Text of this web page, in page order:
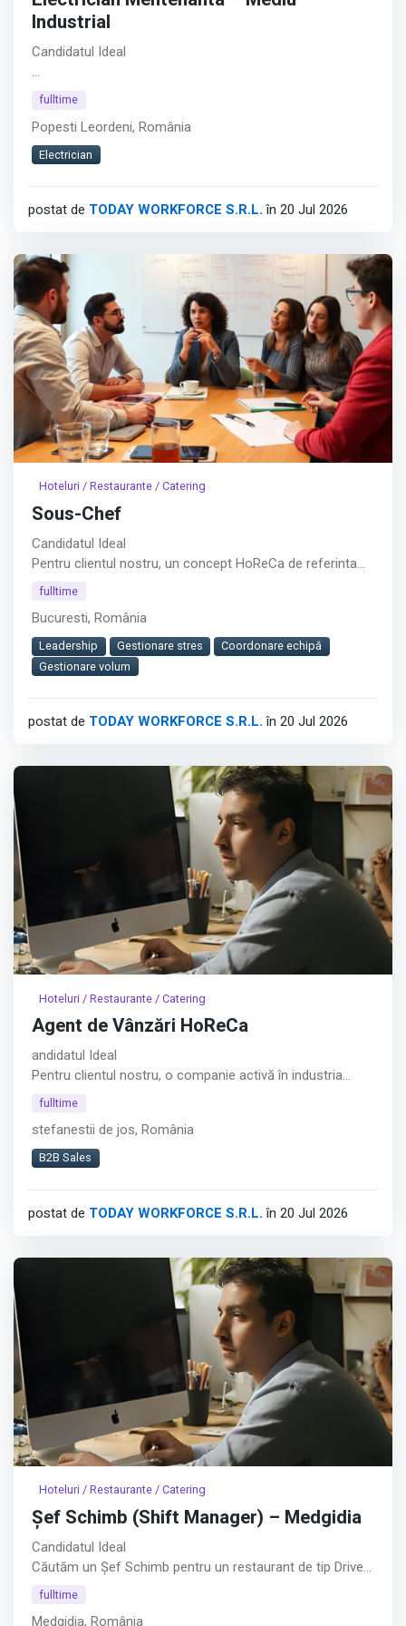
Industrial
Candidatul Ideal
Pentru clientul nostru, companie din zona industriala si
activitati de mentenanta preventiva si interventii electrice
asupra utilajelor si echipamentelor din productie.
Afișează tot
fulltime
Popesti Leordeni, România
Electrician
postat de TODAY WORKFORCE S.R.L. în 20 Jul 2026
Hoteluri / Restaurante / Catering
Sous-Chef
Candidatul Ideal
Pentru clientul nostru, un concept HoReCa de referinta
din Bucuresti – (Piata Presei), recrutam Sous-Chef cu rol
service eficient intr-un mediu cu volum mare de clienti.︇︃︅︎︃︊︉︎​️︀︆︋​︁︁️︀​︋️︎︌​️︊︊︆︅︃︋︋︊︃︌︍
Pozitia contribuie direct la organizarea echipei,
corect gatite si la timp.
fulltime
Bucuresti, România
Leadership Gestionare stres
Coordonare echipă
Gestionare volum
postat de TODAY WORKFORCE S.R.L. în 20 Jul 2026
Hoteluri / Restaurante / Catering
Agent de Vânzări HoReCa
andidatul Ideal
Pentru clientul nostru, o companie activă în industria
alimentară, recrutăm un Agent de Vânzări HoReCa
creșterea vânzărilor în zona restaurantelor, cafenelelor și
altor locații HoReCa din București.︇︃︅︎︃︊︉︎​️︀︆︋​︁︁️︀​︋️︎︌​️︊︊︆︅︃︋︋︊︃︌︍
Afișează tot
fulltime
stefanestii de jos, România
B2B Sales
postat de TODAY WORKFORCE S.R.L. în 20 Jul 2026
Hoteluri / Restaurante / Catering
Șef Schimb (Shift Manager) – Medgidia
Candidatul Ideal
Căutăm un Șef Schimb pentru un restaurant de tip Drive
Thru din Medgidia.︇︃︅︎︃︊︉︎​️︀︆︋​︁︁️︀​︋️︎︌​️︊︊︆︅︃︋︋︊︃︌︍
fulltime
Medgidia, România